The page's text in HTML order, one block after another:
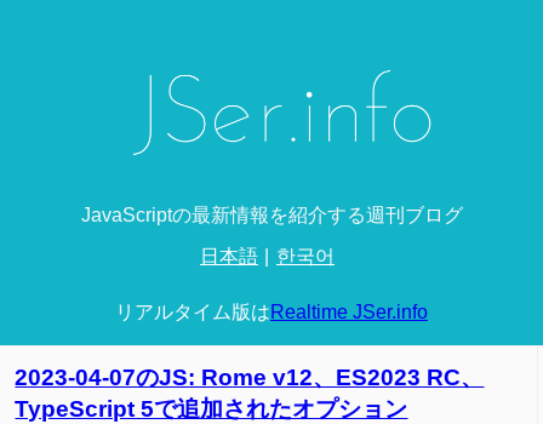
JavaScriptの最新情報を紹介する週刊ブログ
日本語 한국어
リアルタイム版はRealtime JSer.info
2023-04-07のJS: Rome v12、ES2023 RC、
TypeScript 5で追加されたオプション